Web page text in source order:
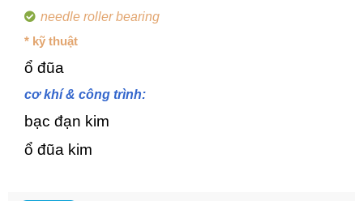
needle roller bearing
* kỹ thuật
ổ đũa
cơ khí & công trình:
bạc đạn kim
ổ đũa kim